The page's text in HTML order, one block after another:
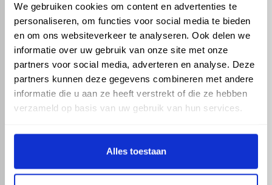
We gebruiken cookies om content en advertenties te
personaliseren, om functies voor social media te bieden
en om ons websiteverkeer te analyseren. Ook delen we
informatie over uw gebruik van onze site met onze
partners voor social media, adverteren en analyse. Deze
partners kunnen deze gegevens combineren met andere
informatie die u aan ze heeft verstrekt of die ze hebben
verzameld op basis van uw gebruik van hun services.
Alles toestaan
ASSORTIMENT
Hemelwaterafvoer
Drukleiding
Beregening
Dak en gevel
KENNIS EN HULP
Klantenservice
Kennisbank
check_circleDé bouwmarkt van Altena
check_circle Direct uit grote voorraad geleverd met eigen transport
check_circleLevering in NL en BE